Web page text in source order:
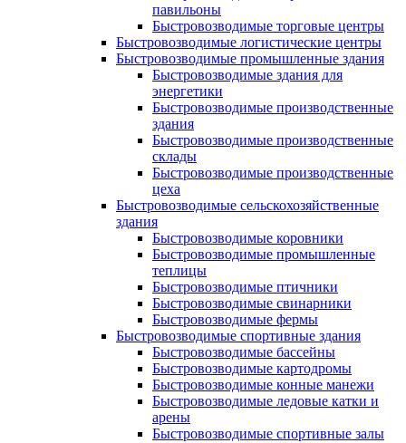
павильоны
Быстровозводимые торговые центры
Быстровозводимые логистические центры
Быстровозводимые промышленные здания
Быстровозводимые здания для
энергетики
Быстровозводимые производственные
здания
Быстровозводимые производственные
склады
Быстровозводимые производственные
цеха
Быстровозводимые сельскохозяйственные
здания
Быстровозводимые коровники
Быстровозводимые промышленные
теплицы
Быстровозводимые птичники
Быстровозводимые свинарники
Быстровозводимые фермы
Быстровозводимые спортивные здания
Быстровозводимые бассейны
Быстровозводимые картодромы
Быстровозводимые конные манежи
Быстровозводимые ледовые катки и
арены
Быстровозводимые спортивные залы